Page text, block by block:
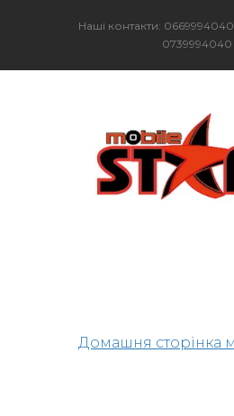
Наші контакти: 0669994040
0739994040
Домашня сторінка